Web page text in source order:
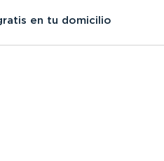
en tu domicilio